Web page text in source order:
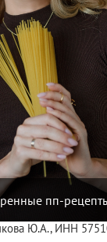
пп-
Ю.А., ИНН